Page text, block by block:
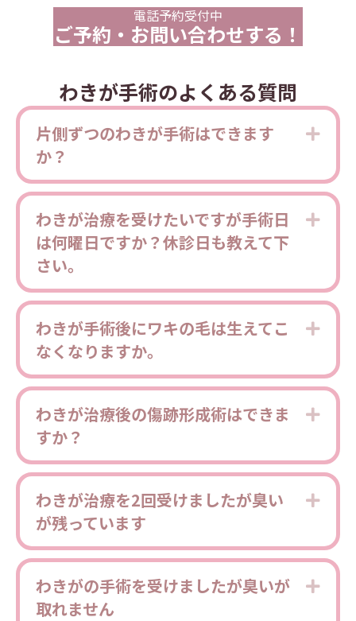
電話予約受付中
ご予約・お問い合わせする！
わきが手術のよくある質問
片側ずつのわきが手術はできます
か？
わきが治療を受けたいですが手術日
は何曜日ですか？休診日も教えて下
さい。
わきが手術後にワキの毛は生えてこ
なくなりますか。
わきが治療後の傷跡形成術はできま
すか？
わきが治療を2回受けましたが臭い
が残っています
わきがの手術を受けましたが臭いが
取れません